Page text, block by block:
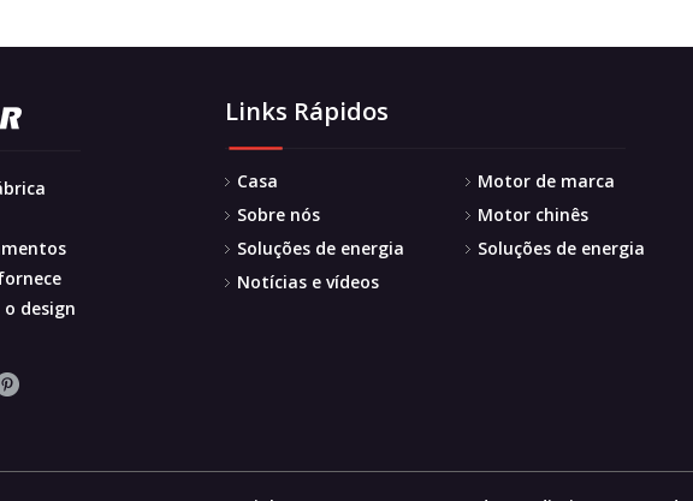
design
Links Rápidos
Casa
Sobre nós
Soluções de energia
Notícias e vídeos
Motor de marca
Motor chinês
Soluções de energia